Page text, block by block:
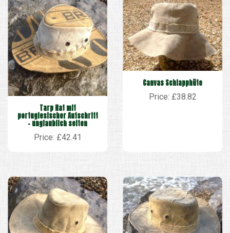
Tarp Hat mit
portugiesischer Aufschrift
– unglaublich selten
Price: £42.41
Canvas Schlapphüte
Price: £38.82